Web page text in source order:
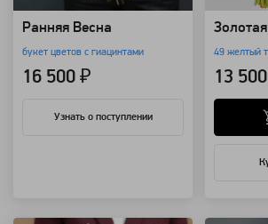
Ранняя Весна
букет цветов с гиацинтами
16 500 ₽
Узнать о поступлении
49 желтый
13